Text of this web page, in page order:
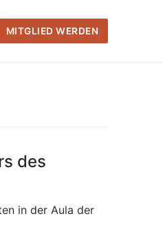
MITGLIED WERDEN
des
in der Aula der